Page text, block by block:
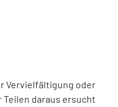
Vervielfältigung oder
daraus ersucht